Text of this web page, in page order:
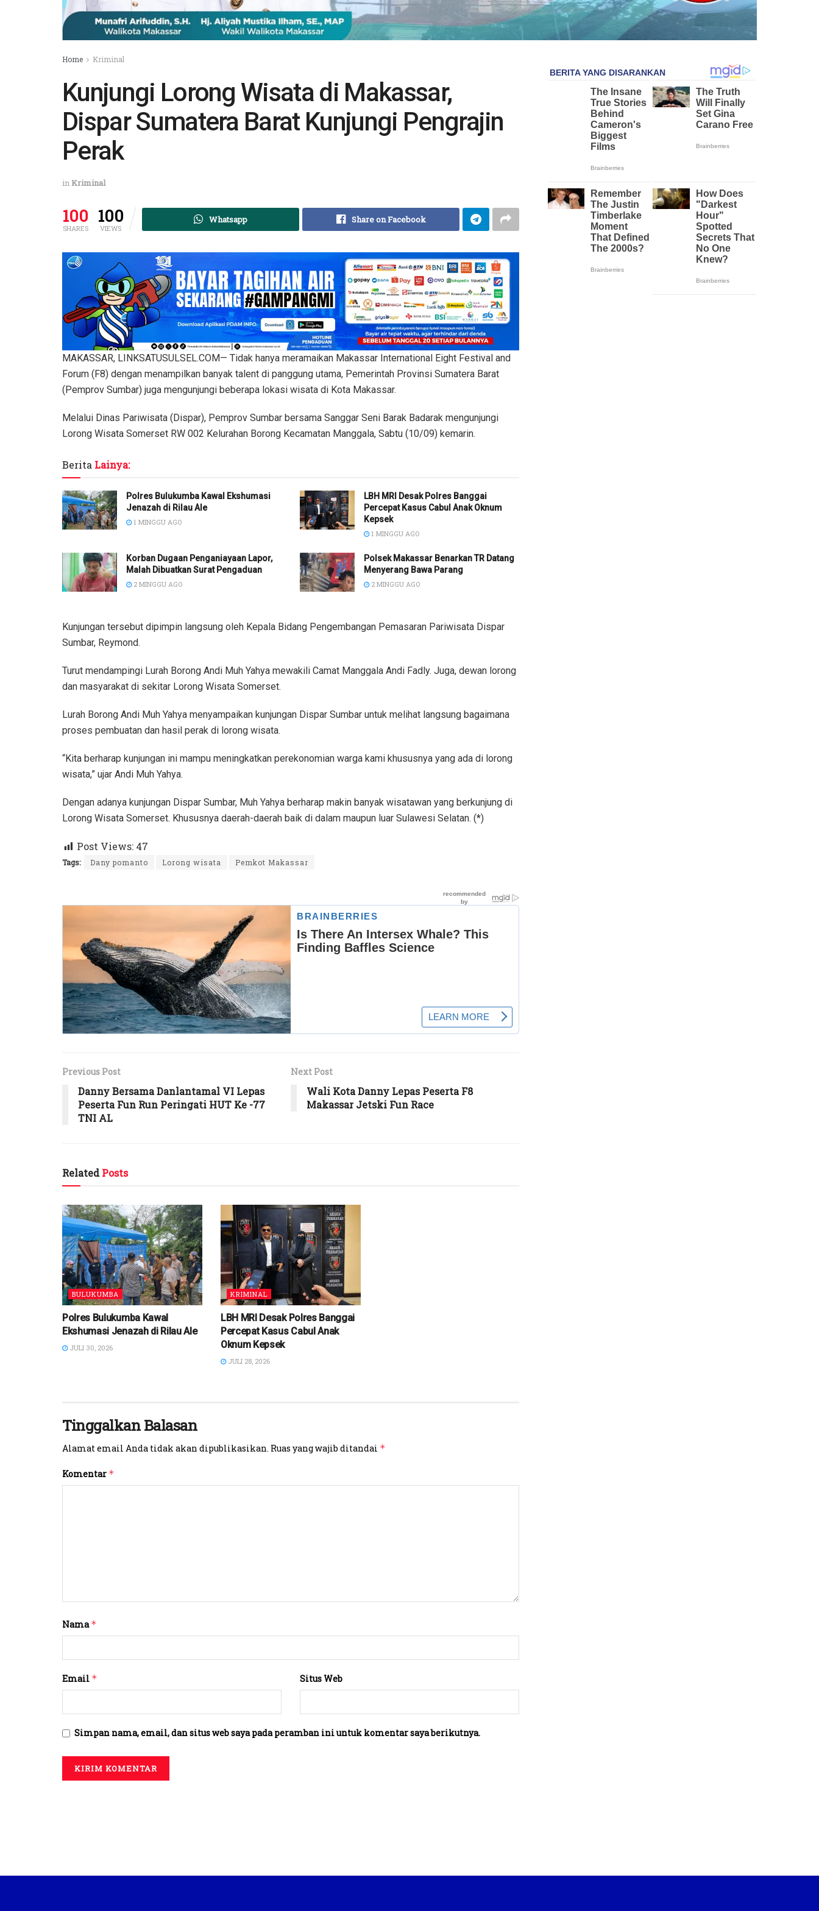
Home Kriminal
Kunjungi Lorong Wisata di Makassar,
Dispar Sumatera Barat Kunjungi Pengrajin
Perak
inKriminal
100
SHARES
100
VIEWS
Whatsapp Share on Facebook
MAKASSAR, LINKSATUSULSEL.COM— Tidak hanya meramaikan Makassar International Eight Festival and
Forum (F8) dengan menampilkan banyak talent di panggung utama, Pemerintah Provinsi Sumatera Barat
(Pemprov Sumbar) juga mengunjungi beberapa lokasi wisata di Kota Makassar.
Melalui Dinas Pariwisata (Dispar), Pemprov Sumbar bersama Sanggar Seni Barak Badarak mengunjungi
Lorong Wisata Somerset RW 002 Kelurahan Borong Kecamatan Manggala, Sabtu (10/09) kemarin.
Berita Lainya:
Polres Bulukumba Kawal Ekshumasi
Jenazah di Rilau Ale
1 MINGGU AGO
LBH MRI Desak Polres Banggai
Percepat Kasus Cabul Anak Oknum
Kepsek
1 MINGGU AGO
Korban Dugaan Penganiayaan Lapor,
Malah Dibuatkan Surat Pengaduan
2 MINGGU AGO
Polsek Makassar Benarkan TR Datang
Menyerang Bawa Parang
2 MINGGU AGO
Kunjungan tersebut dipimpin langsung oleh Kepala Bidang Pengembangan Pemasaran Pariwisata Dispar
Sumbar, Reymond.
Turut mendampingi Lurah Borong Andi Muh Yahya mewakili Camat Manggala Andi Fadly. Juga, dewan lorong
dan masyarakat di sekitar Lorong Wisata Somerset.
Lurah Borong Andi Muh Yahya menyampaikan kunjungan Dispar Sumbar untuk melihat langsung bagaimana
proses pembuatan dan hasil perak di lorong wisata.
“Kita berharap kunjungan ini mampu meningkatkan perekonomian warga kami khususnya yang ada di lorong
wisata,” ujar Andi Muh Yahya.
Dengan adanya kunjungan Dispar Sumbar, Muh Yahya berharap makin banyak wisatawan yang berkunjung di
Lorong Wisata Somerset. Khususnya daerah-daerah baik di dalam maupun luar Sulawesi Selatan. (*)
Post Views: 47
Tags: Dany pomanto Lorong wisata Pemkot Makassar
Previous Post
Danny Bersama Danlantamal VI Lepas
Peserta Fun Run Peringati HUT Ke -77
TNI AL
Next Post
Wali Kota Danny Lepas Peserta F8
Makassar Jetski Fun Race
RelatedPosts
BULUKUMBA
Polres Bulukumba Kawal
Ekshumasi Jenazah di Rilau Ale
JULI 30, 2026
KRIMINAL
LBH MRI Desak Polres Banggai
Percepat Kasus Cabul Anak
Oknum Kepsek
JULI 28, 2026
Tinggalkan Balasan
Alamat email Anda tidak akan dipublikasikan. Ruas yang wajib ditandai *
Komentar *
Nama*
Email * Situs Web
Simpan nama, email, dan situs web saya pada peramban ini untuk komentar saya berikutnya.